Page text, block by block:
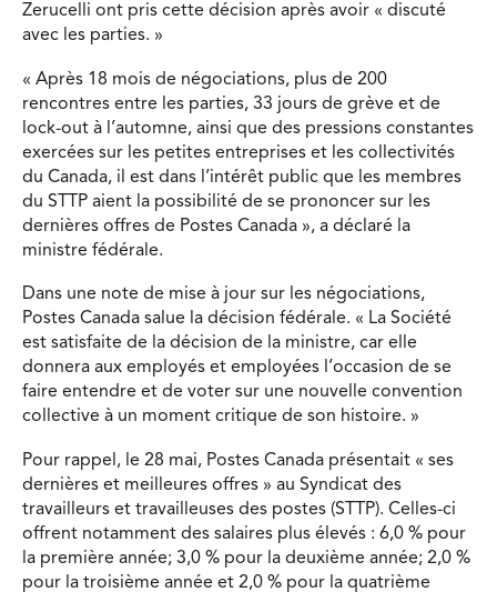
Zerucelli ont pris cette décision après avoir « discuté
avec les parties. »
« Après 18 mois de négociations, plus de 200
rencontres entre les parties, 33 jours de grève et de
lock-out à l’automne, ainsi que des pressions constantes
exercées sur les petites entreprises et les collectivités
du Canada, il est dans l’intérêt public que les membres
du STTP aient la possibilité de se prononcer sur les
dernières offres de Postes Canada », a déclaré la
ministre fédérale.
Dans une note de mise à jour sur les négociations,
Postes Canada salue la décision fédérale. « La Société
est satisfaite de la décision de la ministre, car elle
donnera aux employés et employées l’occasion de se
faire entendre et de voter sur une nouvelle convention
collective à un moment critique de son histoire. »
Pour rappel, le 28 mai, Postes Canada présentait « ses
dernières et meilleures offres » au Syndicat des
travailleurs et travailleuses des postes (STTP). Celles-ci
offrent notamment des salaires plus élevés : 6,0 % pour
la première année; 3,0 % pour la deuxième année; 2,0 %
pour la troisième année et 2,0 % pour la quatrième